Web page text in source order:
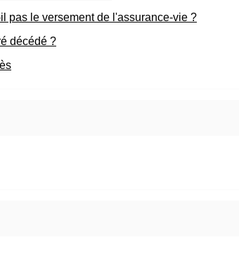
pas le versement de l'assurance-vie ?
décédé ?